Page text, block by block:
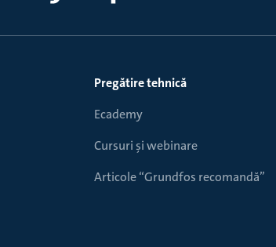
Pregătire tehnică
Ecademy
Cursuri și webinare
Articole “Grundfos recomandă”